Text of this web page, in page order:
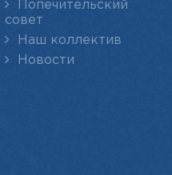
Попечительский
совет
Наш коллектив
Новости